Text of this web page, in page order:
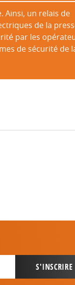
Ainsi, un relais de
de la
par les
de sécurité de